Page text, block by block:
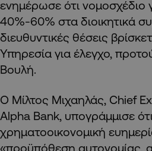
ενημέρωσε ότι
40%-60% στα διοικητικά
διευθυντικές θέσεις
Υπηρεσία για έλεγχο,
Βουλή.
Ο Μίλτος Μιχαηλάς, Chief
Alpha Bank, υπογράμμισε
χρηματοοικονομική
«προϋπόθεση αυτονομίας,